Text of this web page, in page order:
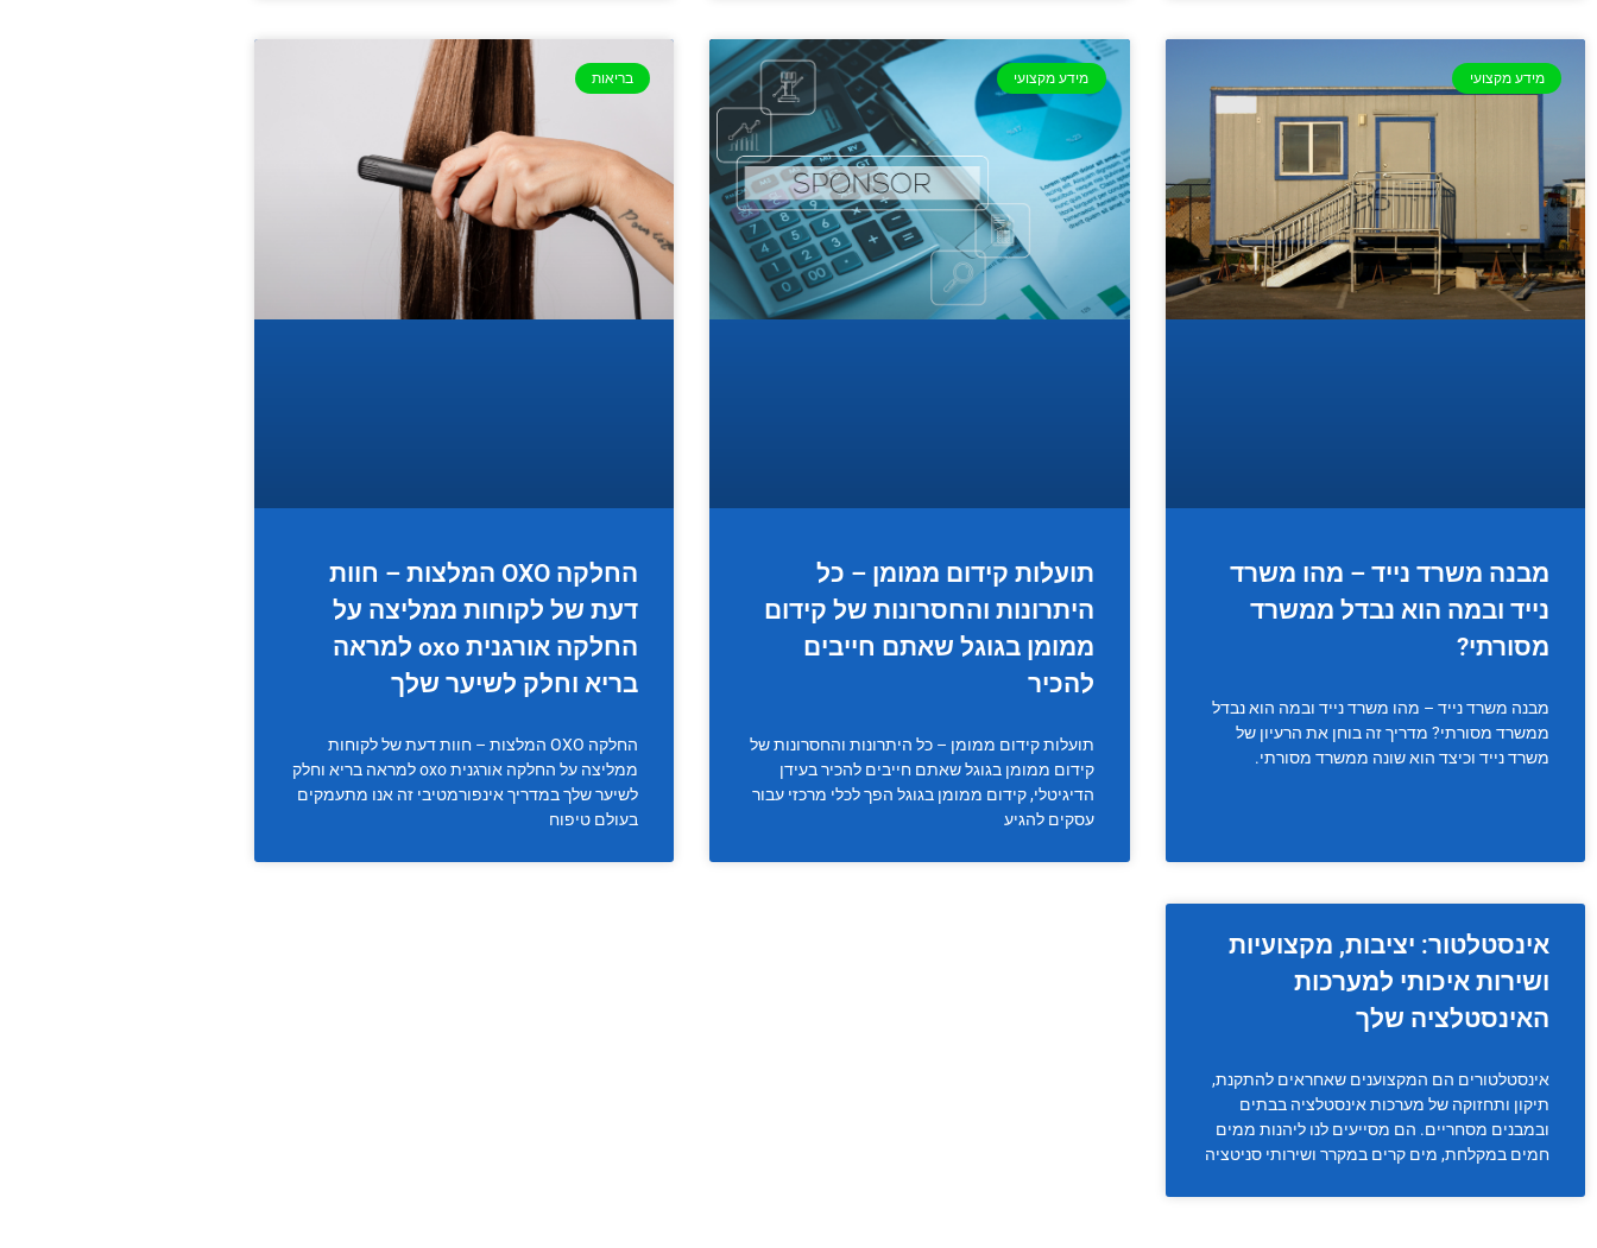
מידע מקצועי
מבנה משרד נייד – מהו משרד
נייד ובמה הוא נבדל ממשרד
מסורתי?
מבנה משרד נייד – מהו משרד נייד ובמה הוא נבדל
ממשרד מסורתי? מדריך זה בוחן את הרעיון של
משרד נייד וכיצד הוא שונה ממשרד מסורתי.
מידע מקצועי
תועלות קידום ממומן – כל
היתרונות והחסרונות של קידום
ממומן בגוגל שאתם חייבים
להכיר
תועלות קידום ממומן – כל היתרונות והחסרונות של
קידום ממומן בגוגל שאתם חייבים להכיר בעידן
הדיגיטלי, קידום ממומן בגוגל הפך לכלי מרכזי עבור
עסקים להגיע
בריאות
החלקה OXO המלצות – חוות
דעת של לקוחות ממליצה על
החלקה אורגנית oxo למראה
בריא וחלק לשיער שלך
החלקה OXO המלצות – חוות דעת של לקוחות
ממליצה על החלקה אורגנית oxo למראה בריא וחלק
לשיער שלך במדריך אינפורמטיבי זה אנו מתעמקים
בעולם טיפוח
אינסטלטור: יציבות, מקצועיות
ושירות איכותי למערכות
האינסטלציה שלך
אינסטלטורים הם המקצוענים שאחראים להתקנת,
תיקון ותחזוקה של מערכות אינסטלציה בבתים
ובמבנים מסחריים. הם מסייעים לנו ליהנות ממים
חמים במקלחת, מים קרים במקרר ושירותי סניטציה